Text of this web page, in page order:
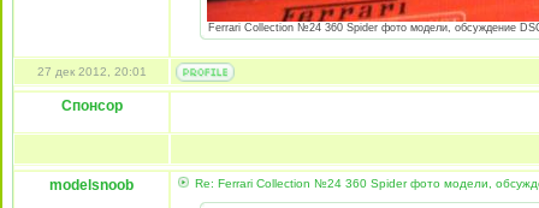
Ferrari Collection №24 360 Spider фото модели, обсуждение
27 дек 2012, 20:01
Спонсор
modelsnoob Re: Ferrari Collection №24 360 Spider фото модели,